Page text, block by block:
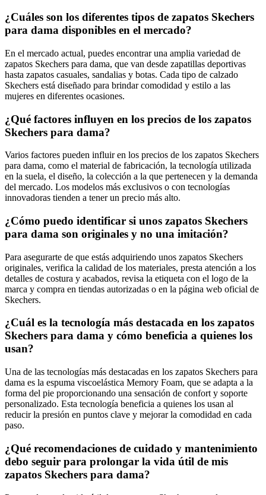
¿Cuáles son los diferentes tipos de zapatos Skechers
para dama disponibles en el mercado?
En el mercado actual, puedes encontrar una amplia variedad de
zapatos Skechers para dama, que van desde zapatillas deportivas
hasta zapatos casuales, sandalias y botas. Cada tipo de calzado
Skechers está diseñado para brindar comodidad y estilo a las
mujeres en diferentes ocasiones.
¿Qué factores influyen en los precios de los zapatos
Skechers para dama?
Varios factores pueden influir en los precios de los zapatos Skechers
para dama, como el material de fabricación, la tecnología utilizada
en la suela, el diseño, la colección a la que pertenecen y la demanda
del mercado. Los modelos más exclusivos o con tecnologías
innovadoras tienden a tener un precio más alto.
¿Cómo puedo identificar si unos zapatos Skechers
para dama son originales y no una imitación?
Para asegurarte de que estás adquiriendo unos zapatos Skechers
originales, verifica la calidad de los materiales, presta atención a los
detalles de costura y acabados, revisa la etiqueta con el logo de la
marca y compra en tiendas autorizadas o en la página web oficial de
Skechers.
¿Cuál es la tecnología más destacada en los zapatos
Skechers para dama y cómo beneficia a quienes los
usan?
Una de las tecnologías más destacadas en los zapatos Skechers para
dama es la espuma viscoelástica Memory Foam, que se adapta a la
forma del pie proporcionando una sensación de confort y soporte
personalizado. Esta tecnología beneficia a quienes los usan al
reducir la presión en puntos clave y mejorar la comodidad en cada
paso.
¿Qué recomendaciones de cuidado y mantenimiento
debo seguir para prolongar la vida útil de mis
zapatos Skechers para dama?